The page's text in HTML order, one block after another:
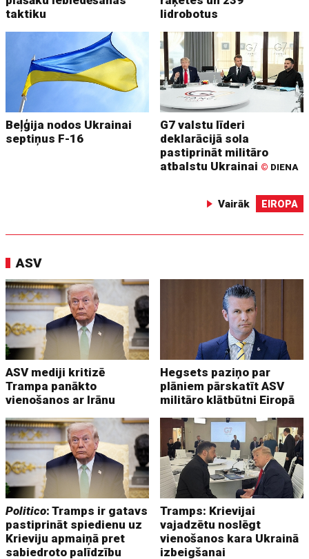
taktiku
lidrobotus
Beļģija nodos Ukrainai
septiņus F-16
G7 valstu līderi
deklarācijā sola
pastiprināt militāro
atbalstu Ukrainai © DIENA
Vairāk EIROPA
ASV
ASV mediji kritizē
Trampa panākto
vienošanos ar Irānu
Hegsets paziņo par
plāniem pārskatīt ASV
militāro klātbūtni Eiropā
Politico: Tramps ir gatavs
pastiprināt spiedienu uz
Krieviju apmaiņā pret
sabiedroto palīdzību
Tramps: Krievijai
vajadzētu noslēgt
vienošanos kara Ukrainā
izbeigšanai